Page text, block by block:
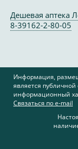
Дешевая аптека
8-39162-2-80-05
Информация,
является
информационный
Связаться по e-mail